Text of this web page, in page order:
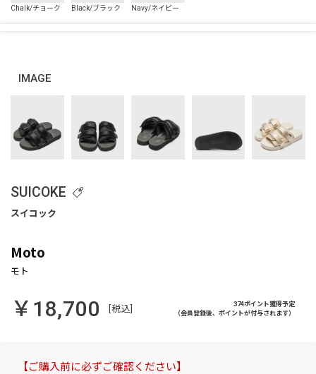
IMAGE
SUICOKE
Moto
￥18,700 [税込]
374ポイント獲得予定
（会員登録後、ポイントが付与されます）
【ご購入前に必ずご確認ください】